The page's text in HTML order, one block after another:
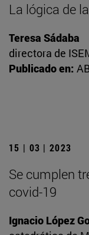
La lógica de
Teresa Sádaba
directora de
Publicado en:
15 | 03 | 2023
Se cumplen
covid-19
Ignacio López